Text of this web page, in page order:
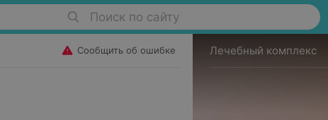
Поиск по сайту
Сообщить об ошибке Лечебный комплекс